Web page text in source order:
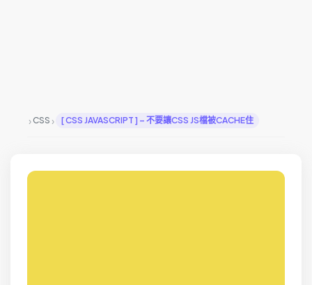
› CSS › [ CSS JAVASCRIPT ] – 不要讓CSS JS檔被CACHE住